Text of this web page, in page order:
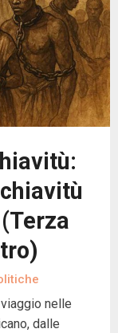
nelle
dalle